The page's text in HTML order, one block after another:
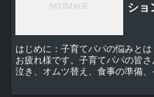
ショ
はじめに：子育てパパの悩みと
お疲れ様です。子育てパパの皆
泣き、オムツ替え、食事の準備